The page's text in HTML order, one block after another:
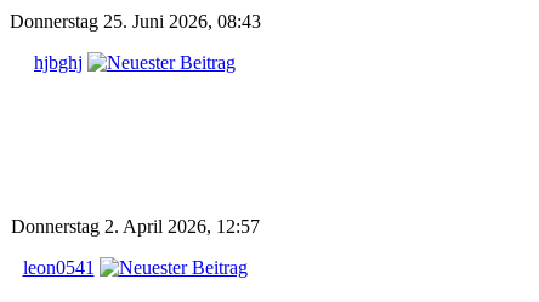
Donnerstag 25. Juni 2026, 08:43
hjbghj
Donnerstag 2. April 2026, 12:57
leon0541